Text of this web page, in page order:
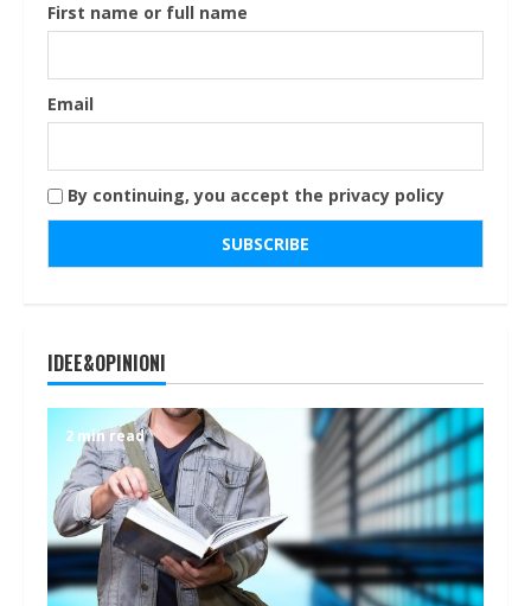
First name or full name
Email
By continuing, you accept the privacy policy
IDEE&OPINIONI
2 min read